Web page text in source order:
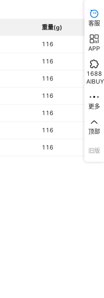
重量(g)
116
116
116
116
116
116
116
客服
APP
1688
AIBUY
更多
顶部
旧版